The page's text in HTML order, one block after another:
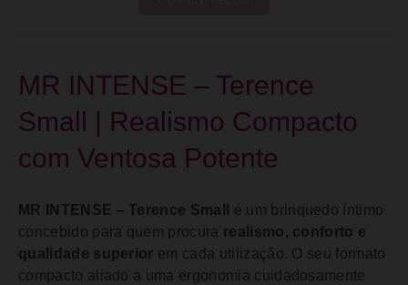
MR INTENSE – Terence
Small | Realismo Compacto
com Ventosa Potente
MR INTENSE – Terence Small
é um brinquedo íntimo
concebido para quem procura realismo, conforto e
qualidade superior em cada utilização. O seu formato
compacto aliado a uma ergonomia cuidadosamente